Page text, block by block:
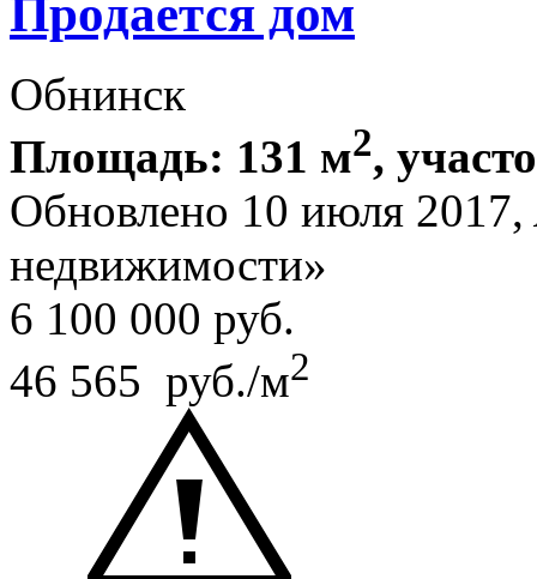
Продается дом
Обнинск
Площадь: 131 м2,
Обновлено 10 июля 2017,
недвижимости»
6 100 000 руб.
46 565 руб./м2